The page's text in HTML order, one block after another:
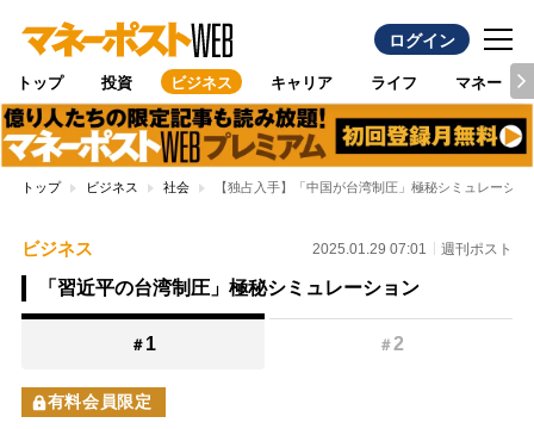
ログイン
トップ 投資 ビジネス キャリア ライフ マネー
トップ ビジネス 社会 【独占入手】「中国が台湾制圧」極秘シミュレーシ
ビジネス 2025.01.29 07:01 週刊ポスト
「習近平の台湾制圧」極秘シミュレーション
＃ 1 ＃2
有料会員限定